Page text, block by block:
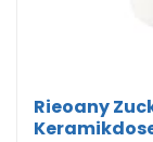
Rieoany